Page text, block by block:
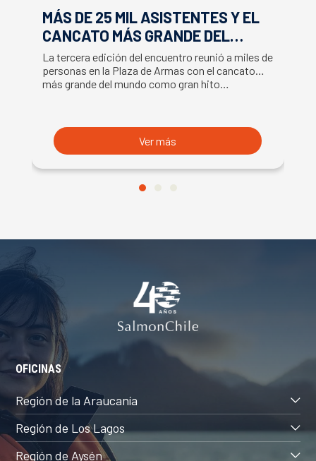
MÁS DE 25 MIL ASISTENTES Y EL
CANCATO MÁS GRANDE DEL
MUNDO MARCAN EXITOSO CIERRE
DE LA SEMANA DEL SALMÓN
La tercera edición del encuentro reunió a miles de
personas en la Plaza de Armas con el cancato
más grande del mundo como gran hito…
Ver más
OFICINAS
Región de la Araucanía
Región de Los Lagos
Región de Aysén